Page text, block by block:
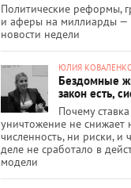
Политические реформы,
и аферы на миллиарды —
новости недели
ЮЛИЯ
Бездомные
закон есть,
Почему
уничтожение не снижает
численность, ни риски, и
деле не сработало в
модели